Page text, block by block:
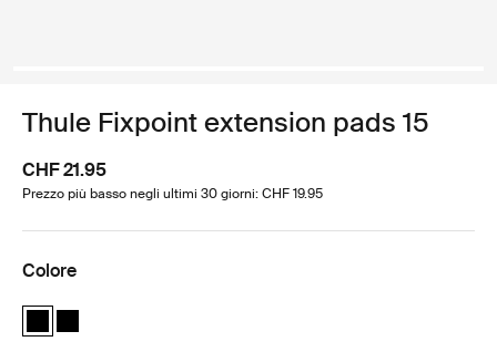
Thule Fixpoint extension pads 15
CHF 21.95
Prezzo più basso negli ultimi 30 giorni: CHF 19.95
Colore
Thule Fixpoint extension pads Nero (selected)
Thule Fixpoint extension pads Nero